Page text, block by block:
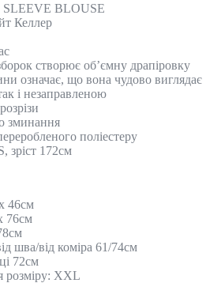
BLOUSE
Келлер
створює об’ємну драпіровку
означає, що вона чудово виглядає
і незаправленою
зминання
поліестеру
зріст 172см
46см
76см
шва/від коміра 61/74см
72см
розміру: XXL